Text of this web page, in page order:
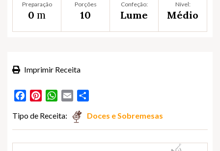
Preparação
0 m
Porções
10
Confeção:
Lume
Nível:
Médio
Imprimir Receita
FacebookPinterestWhatsApp
Email
Tipo de Receita: Doces e Sobremesas